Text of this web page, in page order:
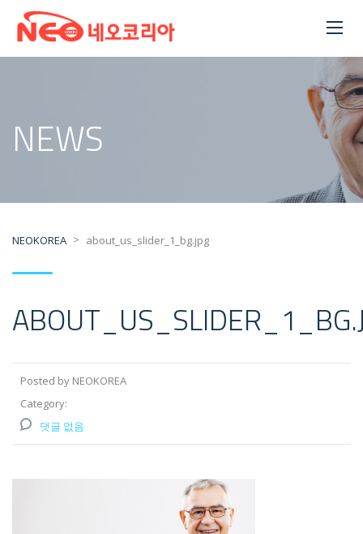
NEWS
NEOKOREA > about_us_slider_1_bg.jpg
Posted by NEOKOREA
Category:
댓글 없음